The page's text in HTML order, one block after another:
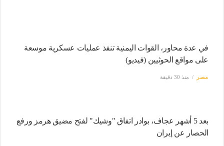
في عدة محاور، القوات اليمنية تنفذ عمليات عسكرية موسعة
على مواقع الحوثيين (فيديو)
مصر منذ 30 دقيقة
بعد 5 أشهر عجاف، بوادر اتفاق "وشيك" لفتح مضيق هرمز ورفع
الحصار عن إيران